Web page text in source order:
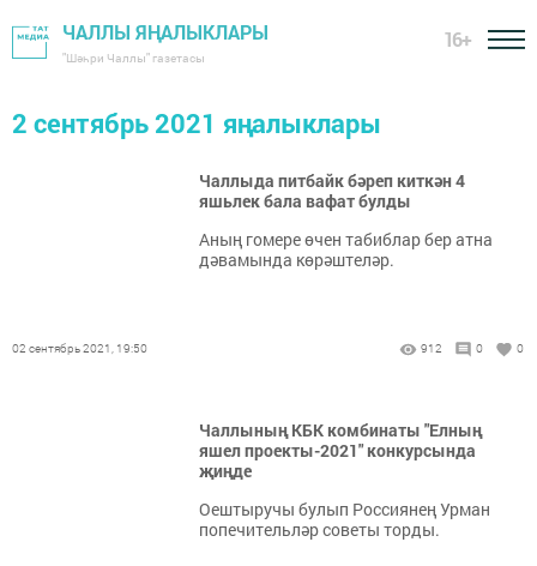
ЧАЛЛЫ ЯҢАЛЫКЛАРЫ
"Шәһри Чаллы" газетасы
16+
2 сентябрь 2021 яңалыклары
Чаллыда питбайк бәреп киткән 4
яшьлек бала вафат булды
Аның гомере өчен табиблар бер атна
дәвамында көрәштеләр.
02 сентябрь 2021, 19:50 912 0 0
Чаллының КБК комбинаты "Елның
яшел проекты-2021" конкурсында
җиңде
Оештыручы булып Россиянең Урман
попечительләр советы торды.